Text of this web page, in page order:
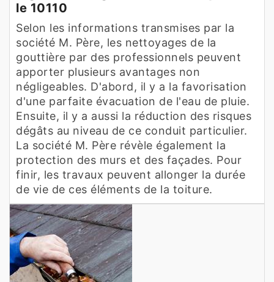
le 10110
Selon les informations transmises par la
société M. Père, les nettoyages de la
gouttière par des professionnels peuvent
apporter plusieurs avantages non
négligeables. D'abord, il y a la favorisation
d'une parfaite évacuation de l'eau de pluie.
Ensuite, il y a aussi la réduction des risques
dégâts au niveau de ce conduit particulier.
La société M. Père révèle également la
protection des murs et des façades. Pour
finir, les travaux peuvent allonger la durée
de vie de ces éléments de la toiture.